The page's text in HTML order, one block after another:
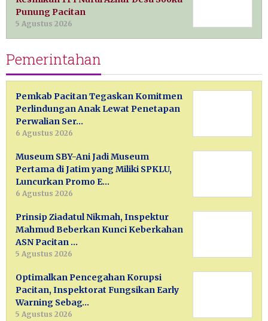
Punung Pacitan
5 Agustus 2026
Pemerintahan
Pemkab Pacitan Tegaskan Komitmen
Perlindungan Anak Lewat Penetapan
Perwalian Ser…
6 Agustus 2026
Museum SBY-Ani Jadi Museum
Pertama di Jatim yang Miliki SPKLU,
Luncurkan Promo E…
6 Agustus 2026
Prinsip Ziadatul Nikmah, Inspektur
Mahmud Beberkan Kunci Keberkahan
ASN Pacitan …
5 Agustus 2026
Optimalkan Pencegahan Korupsi
Pacitan, Inspektorat Fungsikan Early
Warning Sebag…
5 Agustus 2026